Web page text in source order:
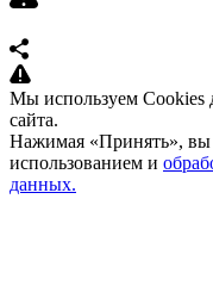
Мы используем Cookies
сайта.
Нажимая «Принять», вы
использованием и
данных.